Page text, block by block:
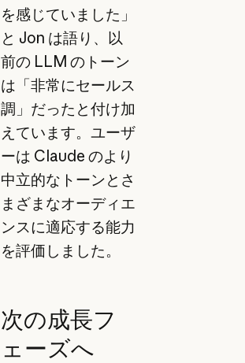
を感じていました」
と Jon は語り、以
前の LLM のトーン
は「非常にセールス
調」だったと付け加
えています。ユーザ
ーは Claude のより
中立的なトーンとさ
まざまなオーディエ
ンスに適応する能力
を評価しました。
次の成長フ
ェーズへ